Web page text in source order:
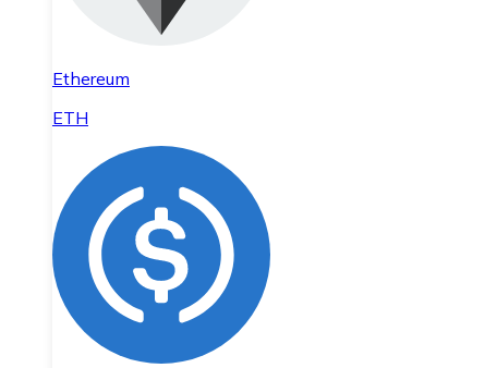
Ethereum
ETH